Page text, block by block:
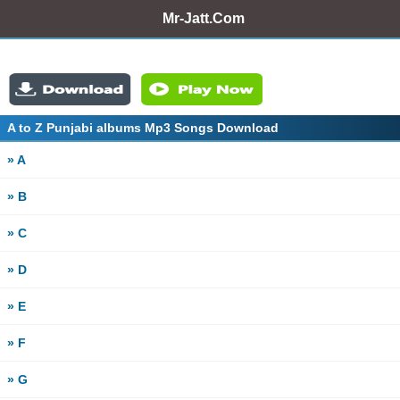
Mr-Jatt.Com
A to Z Punjabi albums Mp3 Songs Download
» A
» B
» C
» D
» E
» F
» G